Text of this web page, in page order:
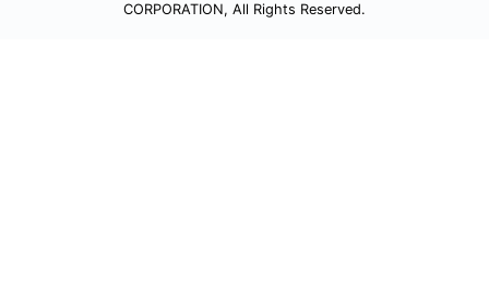
CORPORATION, All Rights Reserved.